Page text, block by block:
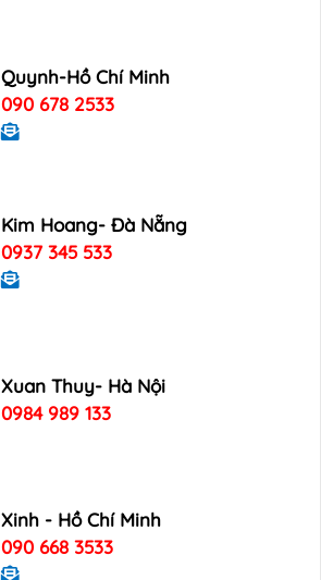
Quynh-Hồ Chí Minh
090 678 2533
Kim Hoang- Đà Nẵng
0937 345 533
Xuan Thuy- Hà Nội
0984 989 133
Xinh - Hồ Chí Minh
090 668 3533